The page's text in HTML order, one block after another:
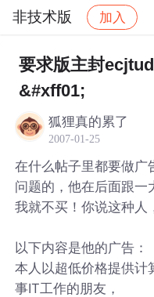
非技术版 加入
社区 非技术版
要求版主封
&#xff01;
狐狸真的累了
2007-01-25
在什么帖子里都要做广
问题的，他在后面跟一
我就不买！你说这种人
以下内容是他的广告：
本人以超低价格提供计
事IT工作的朋友，